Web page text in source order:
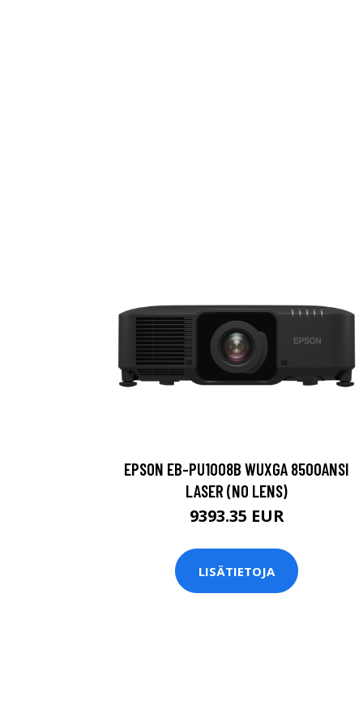
EPSON EB-PU1008B WUXGA 8500ANSI
LASER (NO LENS)
9393.35 EUR
LISÄTIETOJA